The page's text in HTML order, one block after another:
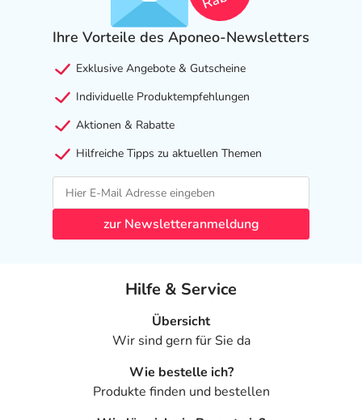
Ihre Vorteile des Aponeo-Newsletters
Exklusive Angebote & Gutscheine
Individuelle Produktempfehlungen
Aktionen & Rabatte
Hilfreiche Tipps zu aktuellen Themen
zur Newsletteranmeldung
Hilfe & Service
Übersicht
Wir sind gern für Sie da
Wie bestelle ich?
Produkte finden und bestellen